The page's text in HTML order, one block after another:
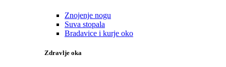
Znojenje nogu
Suva stopala
Bradavice i kurje oko
Zdravlje oka